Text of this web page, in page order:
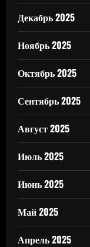
Декабрь 2025
Ноябрь 2025
Октябрь 2025
Сентябрь 2025
Август 2025
Июль 2025
Июнь 2025
Май 2025
Апрель 2025